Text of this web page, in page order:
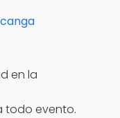
en la
todo evento.